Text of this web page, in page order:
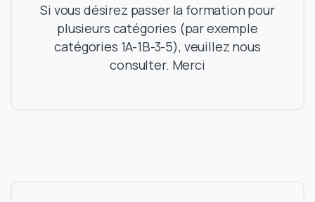
Si vous désirez passer la formation pour
plusieurs catégories (par exemple
catégories 1A-1B-3-5), veuillez nous
consulter. Merci